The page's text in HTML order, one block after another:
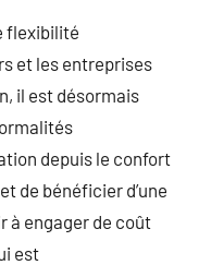
flexibilité
et les entreprises
il est désormais
depuis le confort
de bénéficier d’une
à engager de coût
est